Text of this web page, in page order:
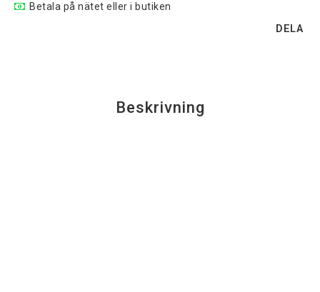
Betala på nätet eller i butiken
DELA
Beskrivning